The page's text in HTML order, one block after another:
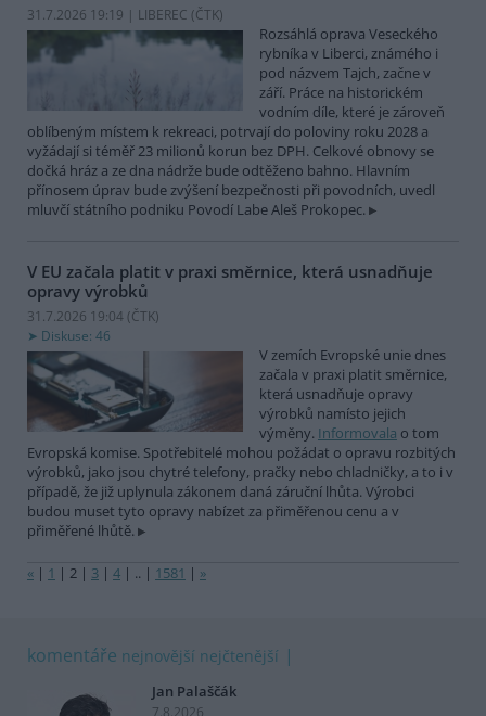
31.7.2026 19:19 | LIBEREC (ČTK)
Rozsáhlá oprava Veseckého
rybníka v Liberci, známého i
pod názvem Tajch, začne v
září. Práce na historickém
vodním díle, které je zároveň
oblíbeným místem k rekreaci, potrvají do poloviny roku 2028 a
vyžádají si téměř 23 milionů korun bez DPH. Celkové obnovy se
dočká hráz a ze dna nádrže bude odtěženo bahno. Hlavním
přínosem úprav bude zvýšení bezpečnosti při povodních, uvedl
mluvčí státního podniku Povodí Labe Aleš Prokopec.
V EU začala platit v praxi směrnice, která usnadňuje
opravy výrobků
31.7.2026 19:04 (ČTK)
Diskuse: 46
V zemích Evropské unie dnes
začala v praxi platit směrnice,
která usnadňuje opravy
výrobků namísto jejich
výměny. Informovala o tom
Evropská komise. Spotřebitelé mohou požádat o opravu rozbitých
výrobků, jako jsou chytré telefony, pračky nebo chladničky, a to i v
případě, že již uplynula zákonem daná záruční lhůta. Výrobci
budou muset tyto opravy nabízet za přiměřenou cenu a v
přiměřené lhůtě.
« | 1 | 2 | 3 | 4 | .. | 1581 | »
komentáře nejnovější nejčtenější
Jan Palaščák
7.8.2026